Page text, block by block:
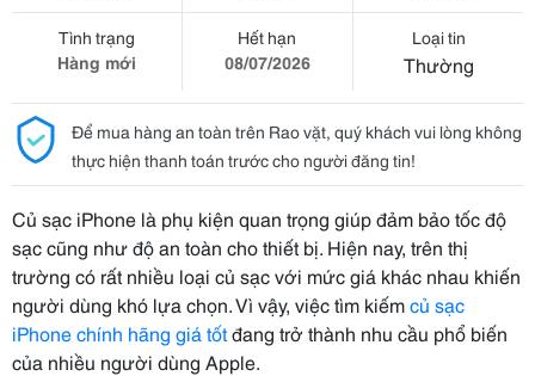
Tình trạng
Hàng mới
Hết hạn
08/07/2026
Loại tin
Thường
Để mua hàng an toàn trên Rao vặt, quý khách vui lòng không
thực hiện thanh toán trước cho người đăng tin!
Củ sạc iPhone là phụ kiện quan trọng giúp đảm bảo tốc độ
sạc cũng như độ an toàn cho thiết bị. Hiện nay, trên thị
trường có rất nhiều loại củ sạc với mức giá khác nhau khiến
người dùng khó lựa chọn. Vì vậy, việc tìm kiếmcủ sạc
iPhone chính hãng giá tốtđang trở thành nhu cầu phổ biến
của nhiều người dùng Apple.